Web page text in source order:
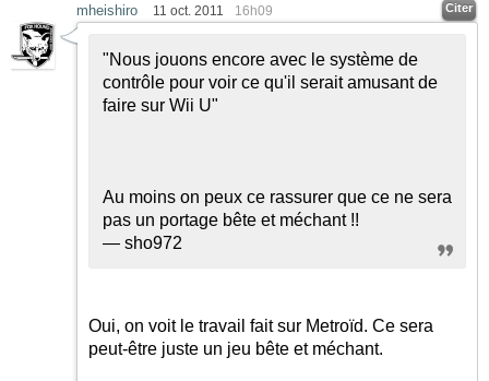
mheishiro 11 oct. 2011 16h09 Citer
"Nous jouons encore avec le système de
contrôle pour voir ce qu'il serait amusant de
faire sur Wii U"
Au moins on peux ce rassurer que ce ne sera
pas un portage bête et méchant !!
— sho972
Oui, on voit le travail fait sur Metroïd. Ce sera
peut-être juste un jeu bête et méchant.